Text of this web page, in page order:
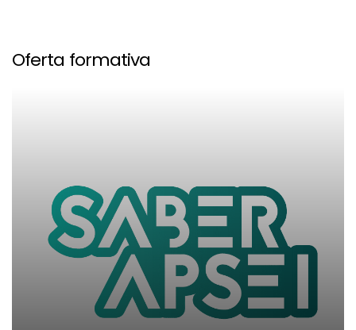
Oferta formativa